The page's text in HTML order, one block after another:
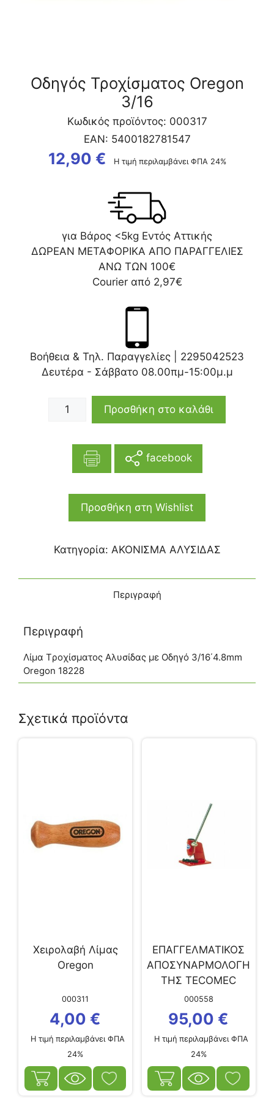
Οδηγός Τροχίσματος Oregon
3/16
Κωδικός προϊόντος: 000317
EAN: 5400182781547
12,90 € Η τιμή περιλαμβάνει ΦΠΑ 24%
για Βάρος <5kg Εντός Αττικής
ΔΩΡΕΑΝ ΜΕΤΑΦΟΡΙΚΑ ΑΠΟ ΠΑΡΑΓΓΕΛΙΕΣ
ΑΝΩ ΤΩΝ 100€
Courier από 2,97€
Βοήθεια & Τηλ. Παραγγελίες | 2295042523
Δευτέρα - Σάββατο 08.00πμ-15:00μ.μ
Προσθήκη στο καλάθι
facebook
Προσθήκη στη Wishlist
Κατηγορία: ΑΚΟΝΙΣΜΑ ΑΛΥΣΙΔΑΣ
Περιγραφή
Περιγραφή
Λίμα Tροχίσματος Aλυσίδας με Oδηγό 3/16΄4.8mm
Oregon 18228
Σχετικά προϊόντα
Χειρολαβή Λίμας
Oregon
000311
4,00 €
Η τιμή περιλαμβάνει ΦΠΑ
24%
ΕΠΑΓΓΕΛΜΑΤΙΚΟΣ
ΑΠΟΣΥΝΑΡΜΟΛΟΓΗ
ΤΗΣ TECOMEC
000558
95,00 €
Η τιμή περιλαμβάνει ΦΠΑ
24%